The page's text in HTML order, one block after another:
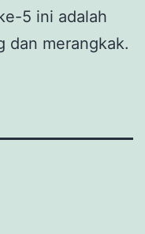
5 ini adalah
dan merangkak.